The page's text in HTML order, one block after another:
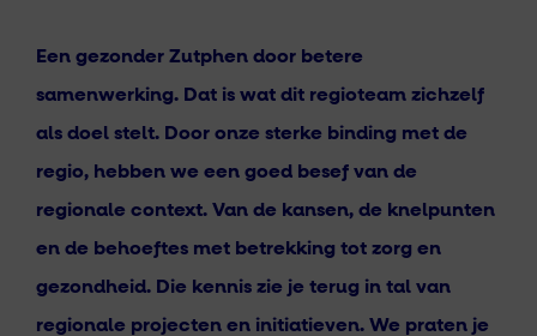
Een gezonder Zutphen door betere
samenwerking. Dat is wat dit regioteam zichzelf
als doel stelt. Door onze sterke binding met de
regio, hebben we een goed besef van de
regionale context. Van de kansen, de knelpunten
en de behoeftes met betrekking tot zorg en
gezondheid. Die kennis zie je terug in tal van
regionale projecten en initiatieven. We praten je